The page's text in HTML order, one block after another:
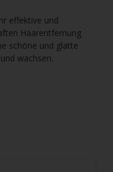
effektive und
Haarentfernung
schöne und glatte
wachsen.